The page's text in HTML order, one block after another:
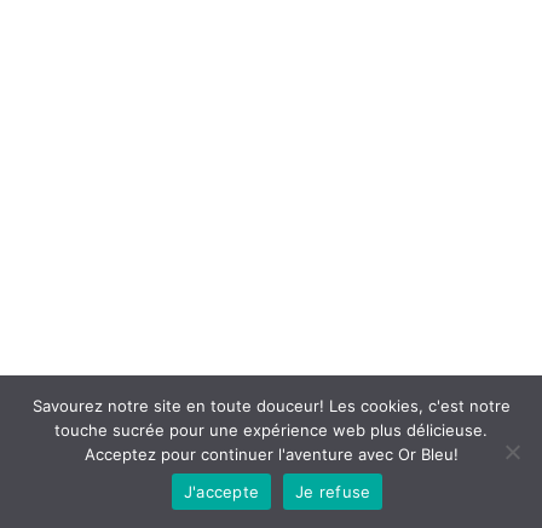
Savourez notre site en toute douceur! Les cookies, c'est notre
touche sucrée pour une expérience web plus délicieuse.
Acceptez pour continuer l'aventure avec Or Bleu!
J'accepte
Je refuse